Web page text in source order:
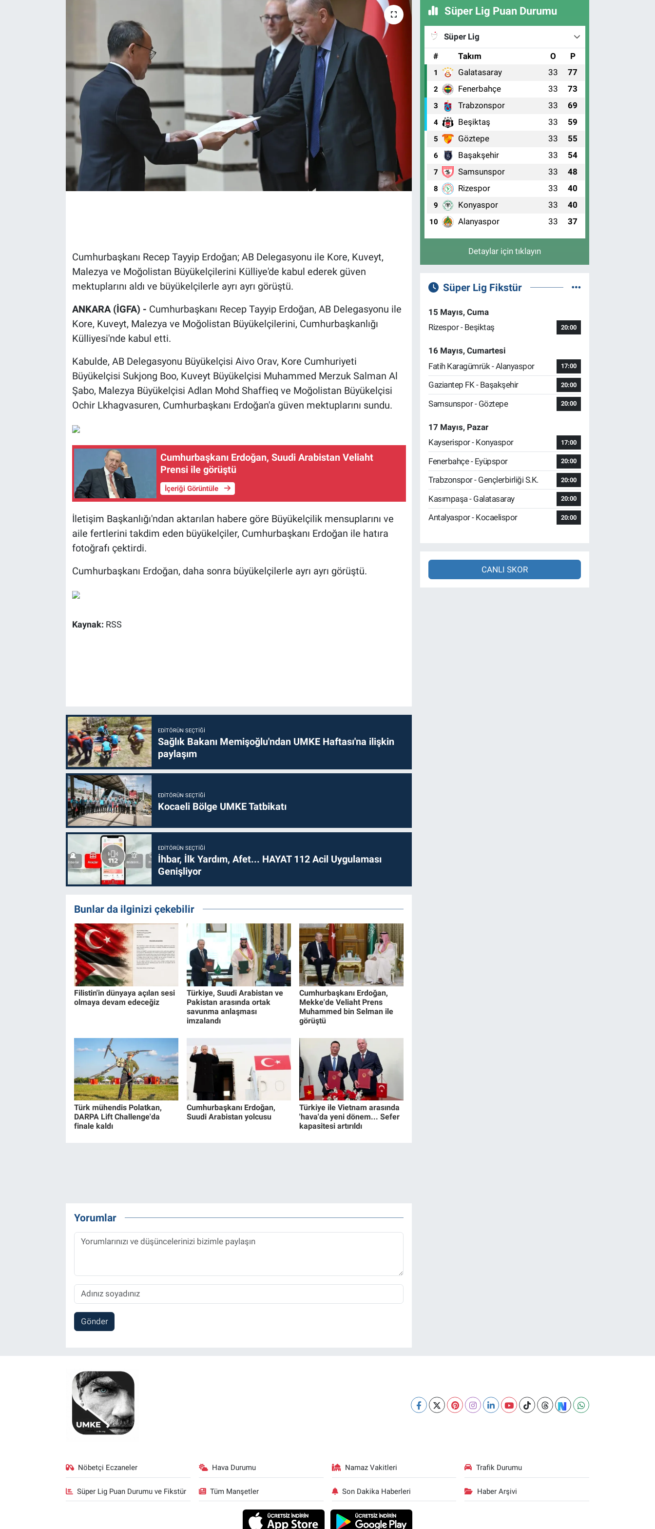
Cumhurbaşkanı Recep Tayyip Erdoğan; AB Delegasyonu ile Kore, Kuveyt,
Malezya ve Moğolistan Büyükelçilerini Külliye'de kabul ederek güven
mektuplarını aldı ve büyükelçilerle ayrı ayrı görüştü.
ANKARA (İGFA) - Cumhurbaşkanı Recep Tayyip Erdoğan, AB Delegasyonu ile
Kore, Kuveyt, Malezya ve Moğolistan Büyükelçilerini, Cumhurbaşkanlığı
Külliyesi'nde kabul etti.
Kabulde, AB Delegasyonu Büyükelçisi Aivo Orav, Kore Cumhuriyeti
Büyükelçisi Sukjong Boo, Kuveyt Büyükelçisi Muhammed Merzuk Salman Al
Şabo, Malezya Büyükelçisi Adlan Mohd Shaffieq ve Moğolistan Büyükelçisi
Ochir Lkhagvasuren, Cumhurbaşkanı Erdoğan'a güven mektuplarını sundu.
Cumhurbaşkanı Erdoğan, Suudi Arabistan Veliaht
Prensi ile görüştü
İçeriği Görüntüle
İletişim Başkanlığı'ndan aktarılan habere göre Büyükelçilik mensuplarını ve
aile fertlerini takdim eden büyükelçiler, Cumhurbaşkanı Erdoğan ile hatıra
fotoğrafı çektirdi.
Cumhurbaşkanı Erdoğan, daha sonra büyükelçilerle ayrı ayrı görüştü.
Kaynak: RSS
EDITÖRÜN SEÇTIĞI
Sağlık Bakanı Memişoğlu'ndan UMKE Haftası'na ilişkin
paylaşım
EDITÖRÜN SEÇTIĞI
Kocaeli Bölge UMKE Tatbikatı
EDITÖRÜN SEÇTIĞI
İhbar, İlk Yardım, Afet... HAYAT 112 Acil Uygulaması
Genişliyor
Bunlar da ilginizi çekebilir
Filistin'in dünyaya açılan sesi
olmaya devam edeceğiz
Türkiye, Suudi Arabistan ve
Pakistan arasında ortak
savunma anlaşması
imzalandı
Cumhurbaşkanı Erdoğan,
Mekke'de Veliaht Prens
Muhammed bin Selman ile
görüştü
Türk mühendis Polatkan,
DARPA Lift Challenge'da
finale kaldı
Cumhurbaşkanı Erdoğan,
Suudi Arabistan yolcusu
Türkiye ile Vietnam arasında
'hava'da yeni dönem... Sefer
kapasitesi artırıldı
Yorumlar
Gönder
Süper Lig Puan Durumu
Süper Lig
#
Takım O P
1 Galatasaray 33 77
2 Fenerbahçe 33 73
3 Trabzonspor 33 69
4 Beşiktaş 33 59
5 Göztepe 33 55
6 Başakşehir 33 54
7 Samsunspor 33 48
8 Rizespor 33 40
9 Konyaspor 33 40
10 Alanyaspor 33 37
Detaylar için tıklayın
Süper Lig Fikstür
15 Mayıs, Cuma
Rizespor - Beşiktaş
20:00
16 Mayıs, Cumartesi
Fatih Karagümrük - Alanyaspor
17:00
Gaziantep FK - Başakşehir 20:00
Samsunspor - Göztepe 20:00
17 Mayıs, Pazar
Kayserispor - Konyaspor
17:00
Fenerbahçe - Eyüpspor 20:00
Trabzonspor - Gençlerbirliği S.K. 20:00
Kasımpaşa - Galatasaray 20:00
Antalyaspor - Kocaelispor 20:00
CANLI SKOR
Nöbetçi Eczaneler Hava Durumu Namaz Vakitleri Trafik Durumu
Süper Lig Puan Durumu ve Fikstür Tüm Manşetler Son Dakika Haberleri Haber Arşivi